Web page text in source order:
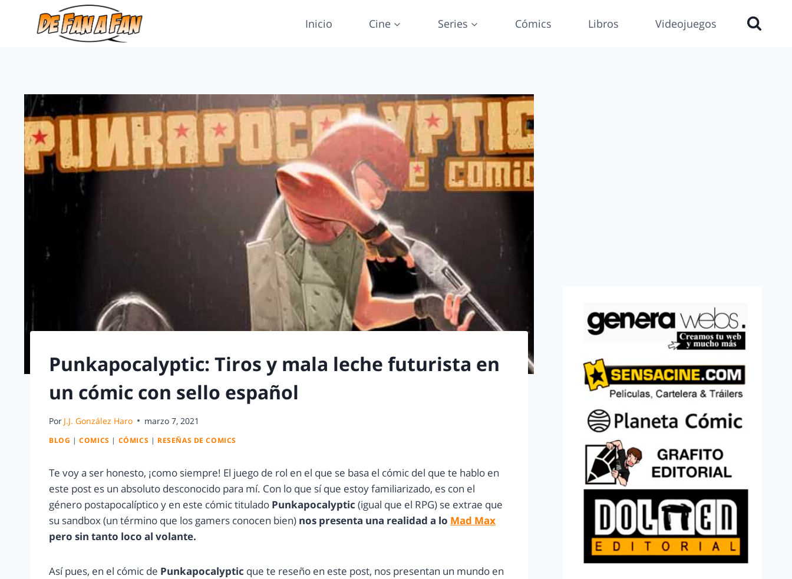
Inicio Cine Series Cómics Libros Videojuegos
Punkapocalyptic: Tiros y mala leche futurista en
un cómic con sello español
Por J.J. González Haro marzo 7, 2021
BLOG |COMICS | CÓMICS | RESEÑAS DE COMICS
Te voy a ser honesto, ¡como siempre! El juego de rol en el que se basa el cómic del que te hablo en
este post es un absoluto desconocido para mí. Con lo que sí que estoy familiarizado, es con el
género postapocalíptico y en este cómic titulado Punkapocalyptic (igual que el RPG) se extrae que
su sandbox (un término que los gamers conocen bien) nos presenta una realidad a lo Mad Max
pero sin tanto loco al volante.
Así pues, en el cómic de Punkapocalyptic que te reseño en este post, nos presentan un mundo en